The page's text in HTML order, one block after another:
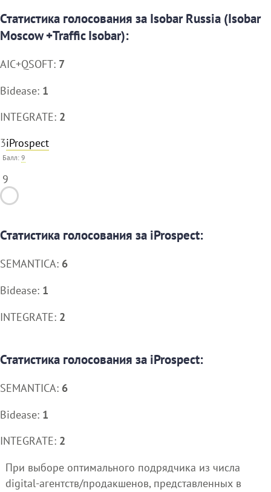
Статистика голосования за Isobar Russia (Isobar
Moscow +Traffic Isobar):
AIC+QSOFT: 7
Bidease: 1
INTEGRATE: 2
3iProspect
Балл:9
9
Статистика голосования за iProspect:
SEMANTICA: 6
Bidease: 1
INTEGRATE: 2
Статистика голосования за iProspect:
SEMANTICA: 6
Bidease: 1
INTEGRATE: 2
При выборе оптимального подрядчика из числа
digital-агентств/продакшенов, представленных в